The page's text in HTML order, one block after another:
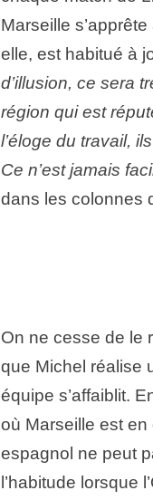
Marseille
elle, est habitué à
d’illusion, ce sera
région qui est
l’éloge du travail,
Ce n’est jamais
dans les colonnes
On ne cesse de le
que Michel réalise
équipe s’affaiblit.
où Marseille est
espagnol ne peut
l’habitude lorsque